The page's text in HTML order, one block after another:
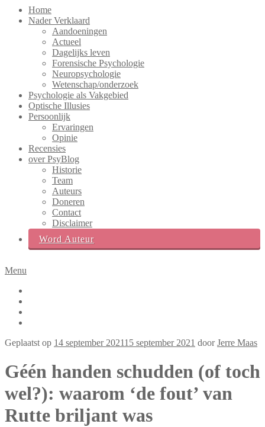
PsyBlog
Hét Nederlandse weblog over Psychologie!
Home
Nader Verklaard
Aandoeningen
Actueel
Dagelijks leven
Forensische Psychologie
Neuropsychologie
Wetenschap/onderzoek
Psychologie als Vakgebied
Optische Illusies
Persoonlijk
Ervaringen
Opinie
Recensies
over PsyBlog
Historie
Team
Auteurs
Doneren
Contact
Disclaimer
Word Auteur
Menu
Zoek
Geplaatst op 14 september 202115 september 2021 doorJerre Maas
Géén handen schudden (of toch
wel?): waarom ‘de fout’ van
Rutte briljant was